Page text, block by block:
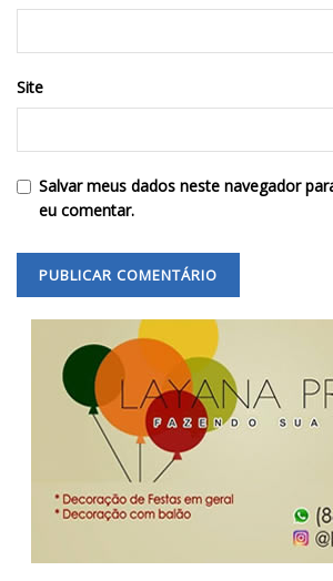
Site
Salvar meus dados neste navegador
eu comentar.